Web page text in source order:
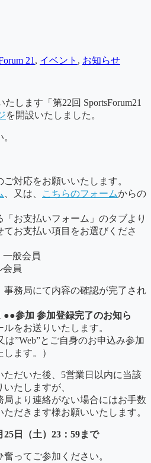
21 , イベント , お知らせ
します「第22回 SportsForum21
を開設いたしました。
対応をお願いいたします。
、又は、 こちらのフォームからの
お支払いフォーム」のタブより
お支払い項目をお選びくださ
一般会員
会員
務局にて内容の確認が完了され
●●参加 参加登録完了のお知ら
をお送りいたします。
”Web”とご自身のお申込み参加
ます。）
だいた後、5営業日以内に当該
たしますが、
局より連絡がない場合にはお手数
だきます様お願いいたします。
25日（土）23：59まで
ってご参加ください。